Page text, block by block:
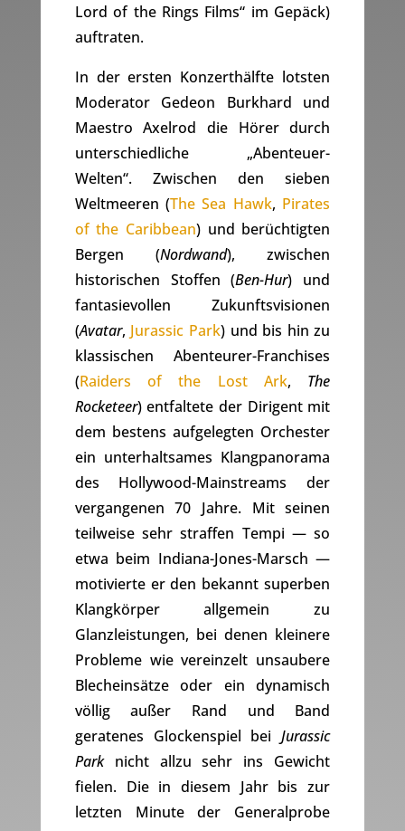
Lord of the Rings Films“ im Gepäck)
auftraten.
In der ersten Konzerthälfte lotsten
Moderator Gedeon Burkhard und
Maestro Axelrod die Hörer durch
unterschiedliche „Abenteuer-
Welten“. Zwischen den sieben
Weltmeeren (The Sea Hawk, Pirates
of the Caribbean) und berüchtigten
Bergen (Nordwand), zwischen
historischen Stoffen (Ben-Hur) und
fantasievollen Zukunftsvisionen
(Avatar, Jurassic Park) und bis hin zu
klassischen Abenteurer-Franchises
(Raiders of the Lost Ark, The
Rocketeer) entfaltete der Dirigent mit
dem bestens aufgelegten Orchester
ein unterhaltsames Klangpanorama
des Hollywood-Mainstreams der
vergangenen 70 Jahre. Mit seinen
teilweise sehr straffen Tempi — so
etwa beim Indiana-Jones-Marsch —
motivierte er den bekannt superben
Klangkörper allgemein zu
Glanzleistungen, bei denen kleinere
Probleme wie vereinzelt unsaubere
Blecheinsätze oder ein dynamisch
völlig außer Rand und Band
geratenes Glockenspiel beiJurassic
Parknicht allzu sehr ins Gewicht
fielen. Die in diesem Jahr bis zur
letzten Minute der Generalprobe